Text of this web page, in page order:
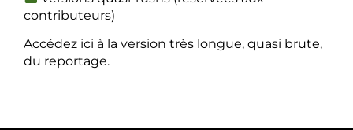
contributeurs)
Accédez ici à la version très longue, quasi brute,
du reportage.